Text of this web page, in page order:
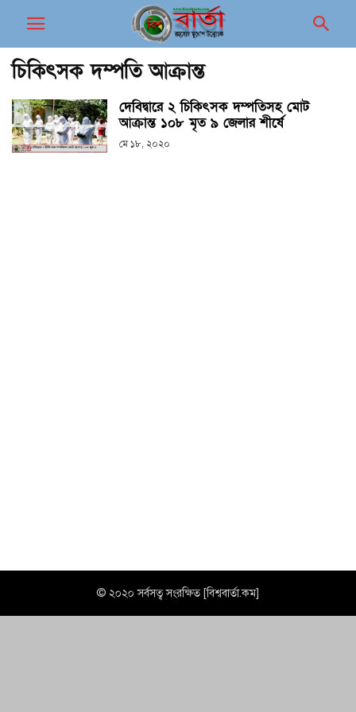
চিকিৎসক দম্পতি আক্রান্ত
দেবিদ্বারে ২ চিকিৎসক দম্পতিসহ মোট
আক্রান্ত ১০৮ মৃত ৯ জেলার শীর্ষে
মে ১৮, ২০২০
© ২০২০ সর্বসত্ব সংরক্ষিত [বিশ্ববার্তা.কম]